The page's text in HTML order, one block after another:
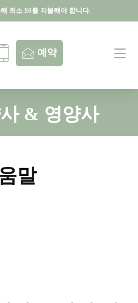
최소 $0를 지불해야 합니다.
최소 $0를 지불해야 합니다.
예약
& 영양사
말